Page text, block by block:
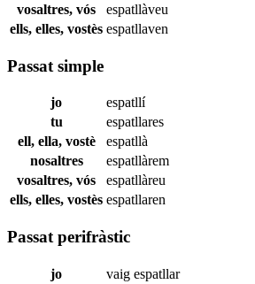
vosaltres, vós
espatllàveu
ells, elles, vostès espatllaven
Passat simple
jo
espatllí
tu
espatllares
ell, ella, vostè
espatllà
nosaltres
espatllàrem
vosaltres, vós
espatllàreu
ells, elles, vostès espatllaren
Passat perifràstic
jo vaig espatllar